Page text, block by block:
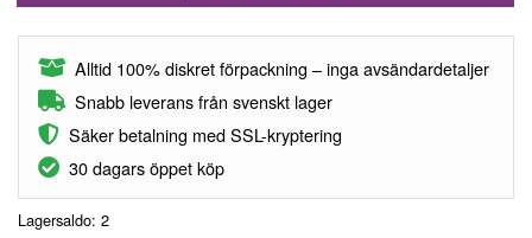
Alltid 100% diskret förpackning – inga avsändardetaljer
Snabb leverans från svenskt lager
Säker betalning med SSL-kryptering
30 dagars öppet köp
Lagersaldo: 2